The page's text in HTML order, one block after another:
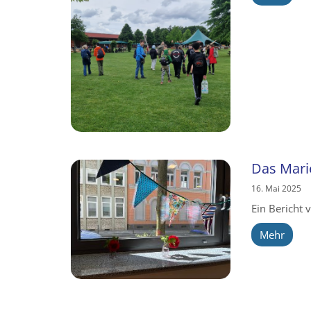
Das
16. Mai 2025
Ein Bericht
Mehr